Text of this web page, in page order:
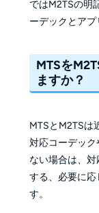
ではM2TSの明
ーデックとアプ
MTSを
ますか？
MTSとM2TSは
対応コーデック
ない場合は、
する、必要に
す。